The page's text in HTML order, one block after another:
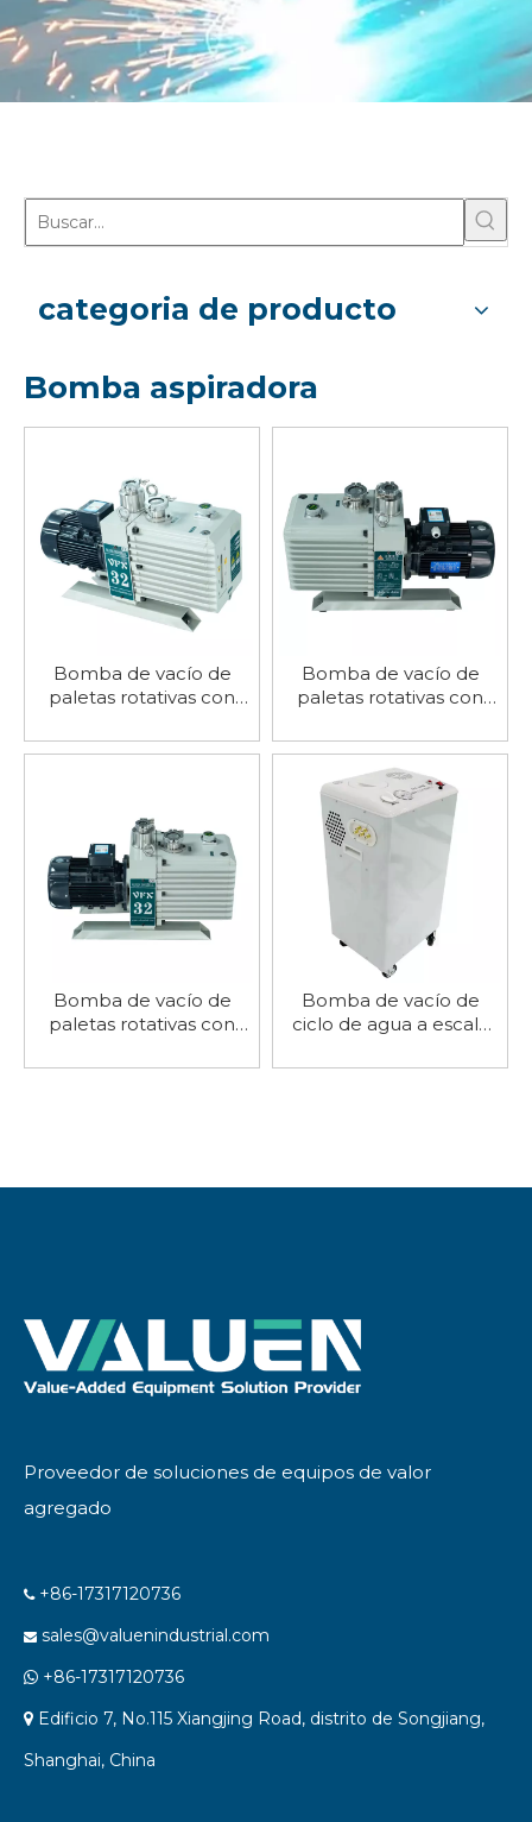
categoria de producto
Bomba aspiradora
Bomba de vacío de
paletas rotativas con
de 2,2 l/s
Bomba de vacío de
paletas rotativas con
de 4,4 l/s
Bomba de vacío de
paletas rotativas con
de 8 l/s
Bomba de vacío de
ciclo de agua a escala
Proveedor de soluciones de equipos de valor
agregado
 +86-17317120736
 sales@valuenindustrial.com
 +86-17317120736
 Edificio 7, No.115 Xiangjing Road, distrito de Songjiang,
Shanghai, China